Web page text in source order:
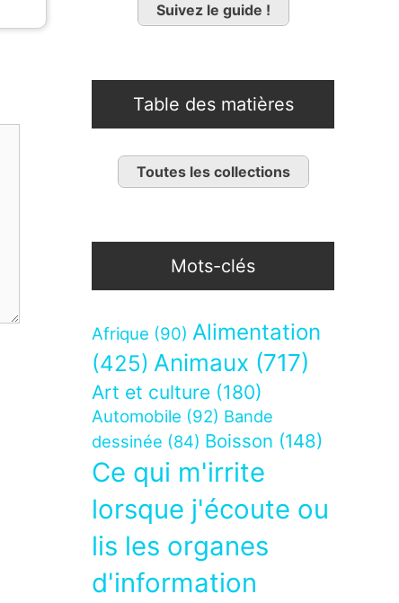
Suivez le guide !
Table des matières
Toutes les collections
Mots-clés
Afrique (90) Alimentation
(425) Animaux (717)
Art et culture (180)
Automobile (92) Bande
dessinée (84) Boisson (148)
Ce qui m'irrite
lorsque j'écoute ou
lis les organes
d'information